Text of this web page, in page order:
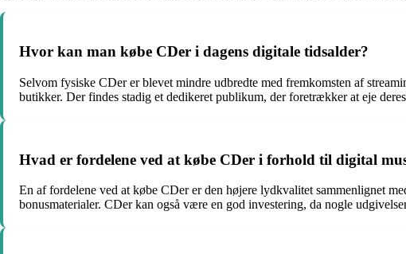
Hvor kan man købe CDer i dagens digitale tidsalder?
Selvom fysiske CDer er blevet mindre udbredte med fremkomsten af
butikker. Der findes stadig et dedikeret publikum, der foretrækker at eje
Hvad er fordelene ved at købe CDer i forhold til digital
En af fordelene ved at købe CDer er den højere lydkvalitet sammenlignet
bonusmaterialer. CDer kan også være en god investering, da nogle